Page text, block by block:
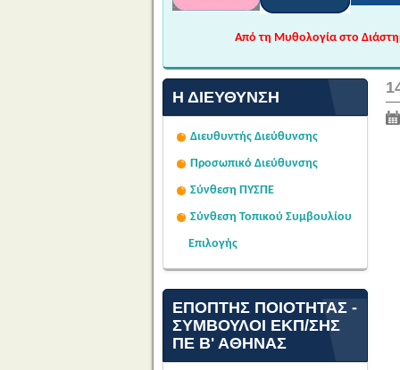
Από τη Μυθολογία στο
Η ΔΙΕΎΘΥΝΣΗ
Διευθυντής Διεύθυνσης
Προσωπικό Διεύθυνσης
Σύνθεση ΠΥΣΠΕ
Σύνθεση Τοπικού Συμβουλίου
Επιλογής
ΕΠΌΠΤΗΣ ΠΟΙΌΤΗΤΑΣ -
ΣΎΜΒΟΥΛΟΙ ΕΚΠ/ΣΗΣ
ΠΕ Β' ΑΘΉΝΑΣ